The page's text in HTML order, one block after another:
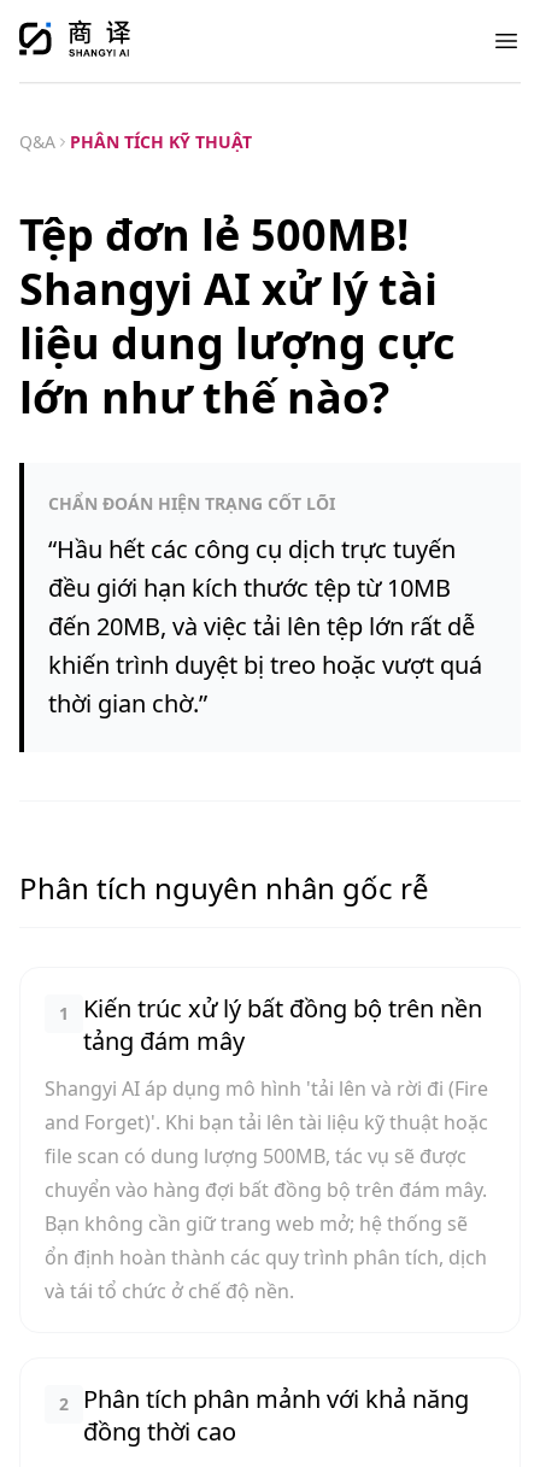
Q&A PHÂN TÍCH KỸ THUẬT
Tệp đơn lẻ 500MB!
Shangyi AI xử lý tài
liệu dung lượng cực
lớn như thế nào?
CHẨN ĐOÁN HIỆN TRẠNG CỐT LÕI
“Hầu hết các công cụ dịch trực tuyến
đều giới hạn kích thước tệp từ 10MB
đến 20MB, và việc tải lên tệp lớn rất dễ
khiến trình duyệt bị treo hoặc vượt quá
thời gian chờ.”
Phân tích nguyên nhân gốc rễ
1
Kiến trúc xử lý bất đồng bộ trên nền
tảng đám mây
Shangyi AI áp dụng mô hình 'tải lên và rời đi (Fire
and Forget)'. Khi bạn tải lên tài liệu kỹ thuật hoặc
file scan có dung lượng 500MB, tác vụ sẽ được
chuyển vào hàng đợi bất đồng bộ trên đám mây.
Bạn không cần giữ trang web mở; hệ thống sẽ
ổn định hoàn thành các quy trình phân tích, dịch
và tái tổ chức ở chế độ nền.
2
Phân tích phân mảnh với khả năng
đồng thời cao